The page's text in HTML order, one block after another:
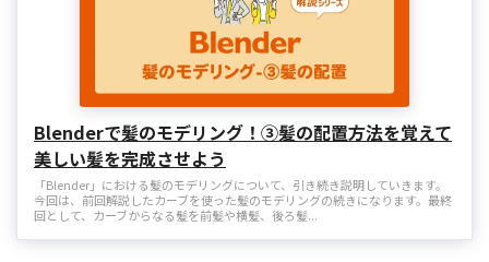
Blenderで髪のモデリング！③髪の配置方法を覚えて
美しい髪を完成させよう
「Blender」における髪のモデリングについて、引き続き説明していきます。
今回は、前回解説したカーブを使った髪のモデリングの続きになります。最終
回として、カーブからなる髪を前髪や横髪、後ろ髪...